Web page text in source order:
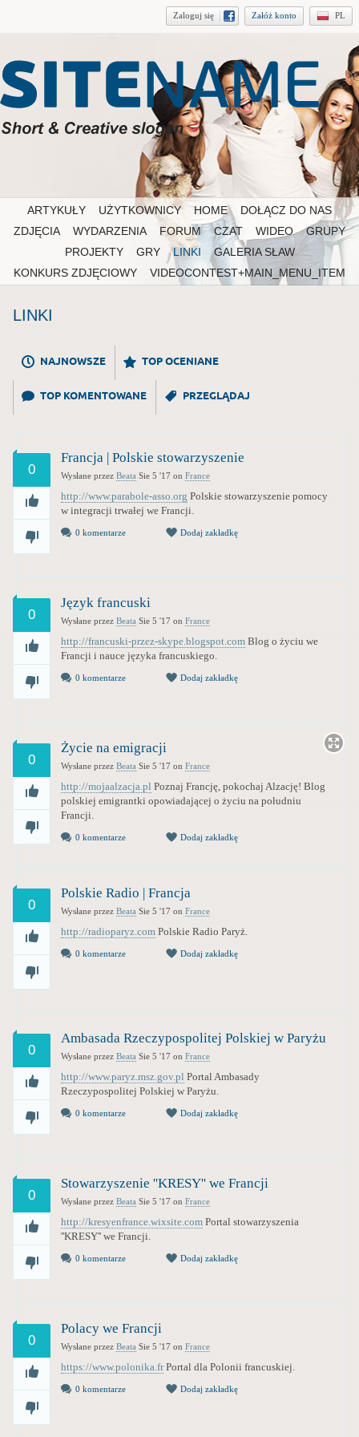
Zaloguj się Załóż konto PL
ARTYKUŁY UŻYTKOWNICY HOME
DOŁĄCZ DO NAS
ZDJĘCIA
WYDARZENIA FORUM CZAT WIDEO
GRUPY
PROJEKTY
GRY LINKI
GALERIA SŁAW
KONKURS ZDJĘCIOWY
VIDEOCONTEST+MAIN_MENU_ITEM
LINKI
NAJNOWSZE TOP OCENIANE
TOP KOMENTOWANE PRZEGLĄDAJ
Francja | Polskie stowarzyszenie
Wysłane przez Beata Sie 5 '17 on France
http://www.parabole-asso.org Polskie stowarzyszenie pomocy
w integracji trwałej we Francji.
0
0 komentarze Dodaj zakładkę
Język francuski
Wysłane przez Beata Sie 5 '17 on France
http://francuski-przez-skype.blogspot.com Blog o życiu we
Francji i nauce języka francuskiego.
0
0 komentarze Dodaj zakładkę
Życie na emigracji
Wysłane przez Beata Sie 5 '17 on France
http://mojaalzacja.pl Poznaj Francję, pokochaj Alzację! Blog
polskiej emigrantki opowiadającej o życiu na południu
Francji.
0
0 komentarze Dodaj zakładkę
Polskie Radio | Francja
Wysłane przez Beata Sie 5 '17 on France
http://radioparyz.com Polskie Radio Paryż.
0
0 komentarze Dodaj zakładkę
Ambasada Rzeczypospolitej Polskiej w Paryżu
Wysłane przez Beata Sie 5 '17 on France
http://www.paryz.msz.gov.pl Portal Ambasady
Rzeczypospolitej Polskiej w Paryżu.
0
0 komentarze Dodaj zakładkę
Stowarzyszenie ''KRESY'' we Francji
Wysłane przez Beata Sie 5 '17 on France
http://kresyenfrance.wixsite.com Portal stowarzyszenia
''KRESY'' we Francji.
0
0 komentarze Dodaj zakładkę
Polacy we Francji
Wysłane przez Beata Sie 5 '17 on France
https://www.polonika.frPortal dla Polonii francuskiej.
0
0 komentarze Dodaj zakładkę